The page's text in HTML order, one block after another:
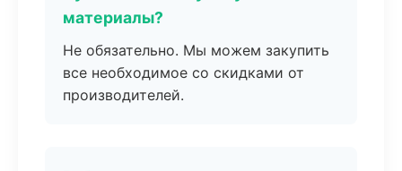
материалы?
Не обязательно. Мы можем закупить
все необходимое со скидками от
производителей.